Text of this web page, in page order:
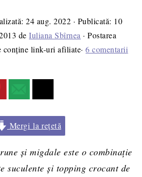
24 aug. 2022 · Publicată: 10
deIuliana Sbîrnea · Postarea
conține link-uri afiliate·6 comentarii
Mergi la rețetă
și migdale este o combinație
suculente și topping crocant de